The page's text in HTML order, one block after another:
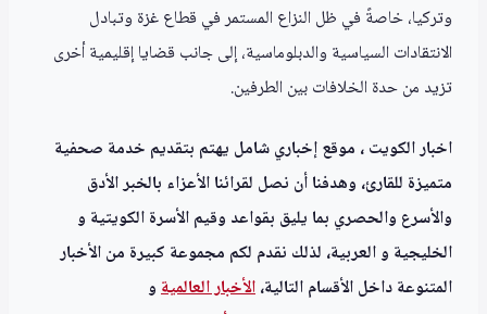
وتركيا، خاصةً في ظل النزاع المستمر في قطاع غزة وتبادل
الانتقادات السياسية والدبلوماسية، إلى جانب قضايا إقليمية أخرى
تزيد من حدة الخلافات بين الطرفين.
اخبار الكويت ، موقع إخباري شامل يهتم بتقديم خدمة صحفية
متميزة للقارئ، وهدفنا أن نصل لقرائنا الأعزاء بالخبر الأدق
والأسرع والحصري بما يليق بقواعد وقيم الأسرة الكويتية و
الخليجية و العربية، لذلك نقدم لكم مجموعة كبيرة من الأخبار
المتنوعة داخل الأقسام التالية،الأخبار العالميةو